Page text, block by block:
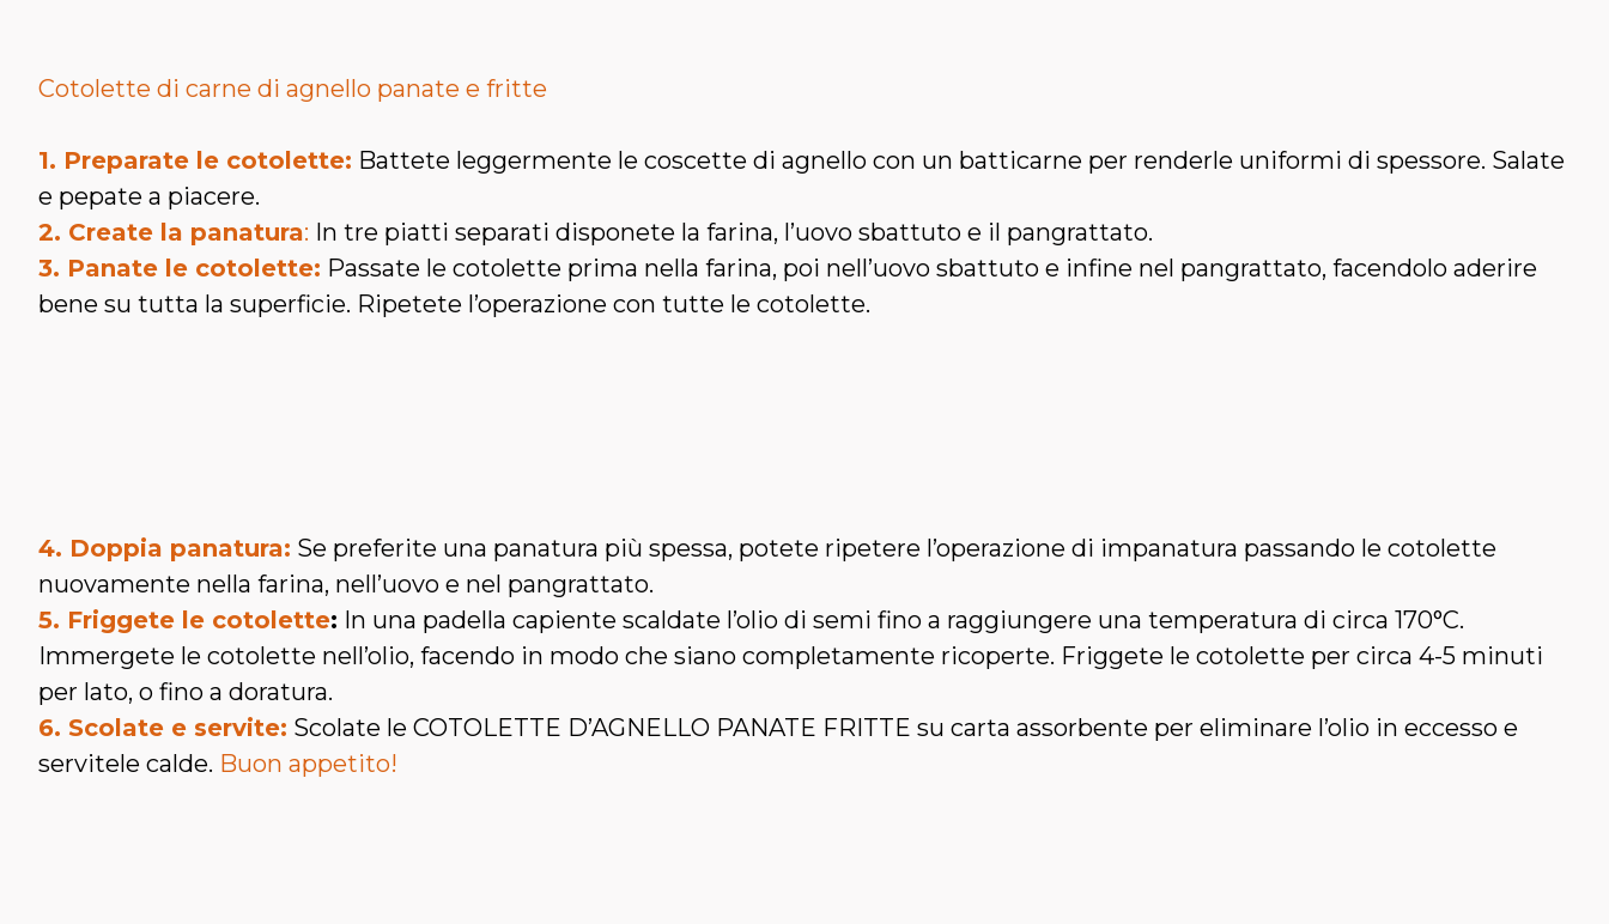
Cotolette di carne di agnello panate e fritte
1. Preparate le cotolette: Battete leggermente le coscette di agnello con un batticarne per renderle uniformi di spessore. Salate
e pepate a piacere.
2. Create la panatura: In tre piatti separati disponete la farina, l’uovo sbattuto e il pangrattato.
3. Panate le cotolette: Passate le cotolette prima nella farina, poi nell’uovo sbattuto e infine nel pangrattato, facendolo aderire
bene su tutta la superficie. Ripetete l’operazione con tutte le cotolette.
4. Doppia panatura: Se preferite una panatura più spessa, potete ripetere l’operazione di impanatura passando le cotolette
nuovamente nella farina, nell’uovo e nel pangrattato.
5. Friggete le cotolette: In una padella capiente scaldate l’olio di semi fino a raggiungere una temperatura di circa 170°C.
Immergete le cotolette nell’olio, facendo in modo che siano completamente ricoperte. Friggete le cotolette per circa 4-5 minuti
per lato, o fino a doratura.
6. Scolate e servite: Scolate le COTOLETTE D’AGNELLO PANATE FRITTE su carta assorbente per eliminare l’olio in eccesso e
servitele calde. Buon appetito!